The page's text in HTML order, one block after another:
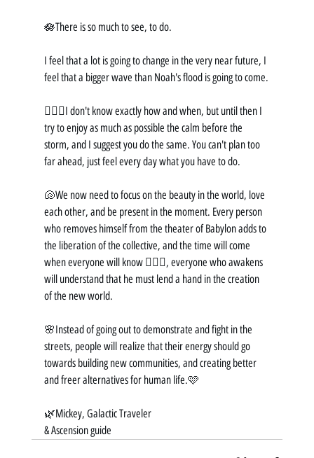
🪷There is so much to see, to do.
I feel that a lot is going to change in the very near future, I
feel that a bigger wave than Noah's flood is going to come.
🧜🏼‍♀️I don't know exactly how and when, but until then I
try to enjoy as much as possible the calm before the
storm, and I suggest you do the same. You can't plan too
far ahead, just feel every day what you have to do.
🐚We now need to focus on the beauty in the world, love
each other, and be present in the moment. Every person
who removes himself from the theater of Babylon adds to
the liberation of the collective, and the time will come
when everyone will know 🧚🏼‍♀️, everyone who awakens
will understand that he must lend a hand in the creation
of the new world.
🌸Instead of going out to demonstrate and fight in the
streets, people will realize that their energy should go
towards building new communities, and creating better
and freer alternatives for human life.🩷
🌿Mickey, Galactic Traveler
& Ascension guide